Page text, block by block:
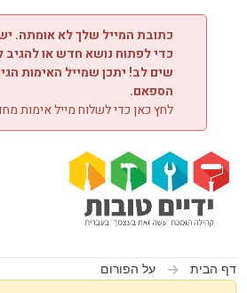
דילוג לתוכן
כתובת המייל שלך לא אומתה.
כדי לפתוח נושא חדש או להגיב
שים לב! יתכן שמייל האימות
הספאם.
לחץ כאן כדי לשלוח מייל אימות
דף הבית על הפורום